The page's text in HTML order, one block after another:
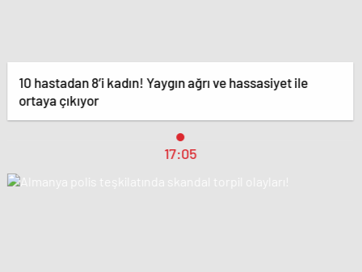
10 hastadan 8’i kadın! Yaygın ağrı ve hassasiyet ile
ortaya çıkıyor
17:05